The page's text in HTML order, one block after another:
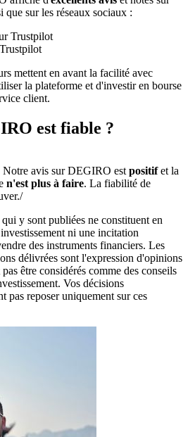
que sur les réseaux sociaux :
mettent en avant la facilité avec
la plateforme et d'investir en bourse
client.
est fiable ?
avis sur DEGIRO est positifet la
n'est plus à faire. La fiabilité de
y sont publiées ne constituent en
ni une incitation
des instruments financiers. Les
délivrées sont l'expression d'opinions
être considérés comme des conseils
Vos décisions
pas reposer uniquement sur ces